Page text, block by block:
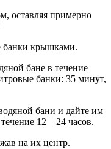
оставляя примерно
банки крышками.
бане в течение
банки: 35 минут,
бани и дайте им
12—24 часов.
на их центр.